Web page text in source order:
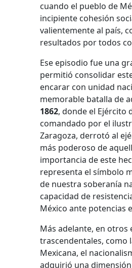
cuando el pueblo de
incipiente cohesión
valientemente al país,
resultados por todos
Ese episodio fue una
permitió consolidar
encarar con unidad
memorable batalla de
1862, donde el Ejército
comandado por el
Zaragoza, derrotó al
más poderoso de
importancia de este
representa el símbolo
de nuestra soberanía
capacidad de
México ante potencias
Más adelante, en otros
trascendentales, como
Mexicana, el
adquirió una